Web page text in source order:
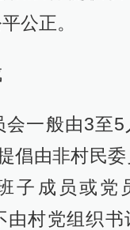
公正。
一般由3至5
倡由非村民
子成员或党
由村党组织书